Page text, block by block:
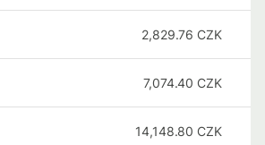
2,829.76 CZK
7,074.40 CZK
14,148.80 CZK